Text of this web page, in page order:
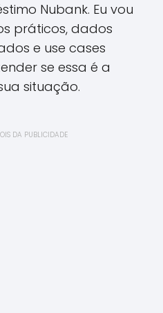
Nubank. Eu vou
práticos, dados
e use cases
se essa é a
situação.
DA PUBLICIDADE